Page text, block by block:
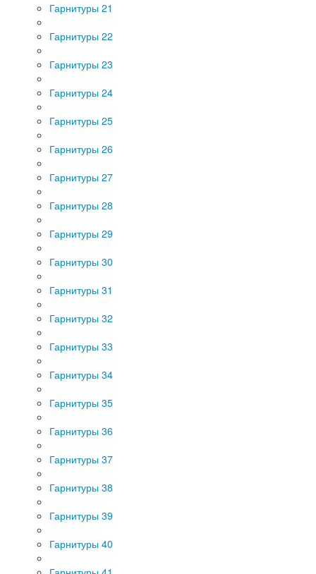
Гарнитуры 21
Гарнитуры 22
Гарнитуры 23
Гарнитуры 24
Гарнитуры 25
Гарнитуры 26
Гарнитуры 27
Гарнитуры 28
Гарнитуры 29
Гарнитуры 30
Гарнитуры 31
Гарнитуры 32
Гарнитуры 33
Гарнитуры 34
Гарнитуры 35
Гарнитуры 36
Гарнитуры 37
Гарнитуры 38
Гарнитуры 39
Гарнитуры 40